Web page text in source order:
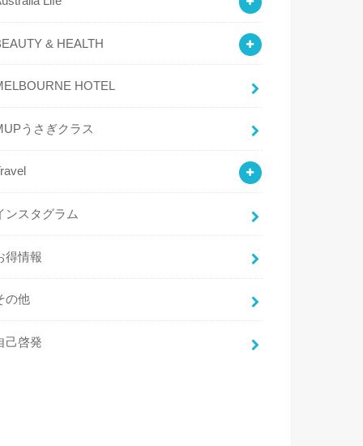
& HEALTH
HOTEL
うさぎクラス
ンスタグラム
得情報
の他
己啓発